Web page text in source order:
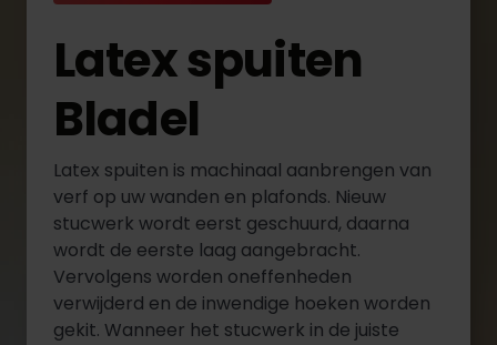
Latex spuiten
Bladel
Latex spuiten is machinaal aanbrengen van
verf op uw wanden en plafonds. Nieuw
stucwerk wordt eerst geschuurd, daarna
wordt de eerste laag aangebracht.
Vervolgens worden oneffenheden
verwijderd en de inwendige hoeken worden
gekit. Wanneer het stucwerk in de juiste